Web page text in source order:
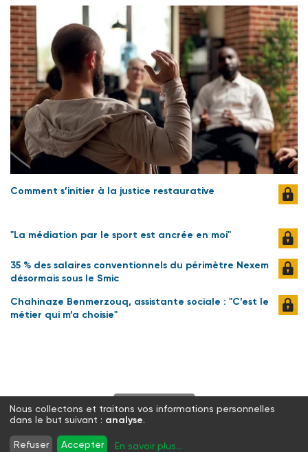
Comment s’initier à la justice restaurative
"La médiation par le sport est ancrée en moi"
35 % des salaires conventionnels du périmètre Nexem
désormais sous le Smic
Chahinaze Benmerzouq, assistante sociale : "C’est le
métier qui m’a choisie"
S'abonner
Twitter Facebook
WhatsApp
Nous collectons et traitons vos informations personnelles
dans le but suivant : analyse.
Refuser Accepter En savoir plus...